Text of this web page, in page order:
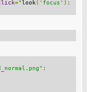
=" look( 'focus' );
;